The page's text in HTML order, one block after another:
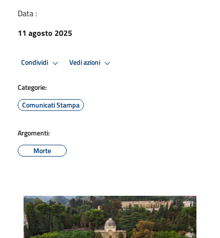
Data :
11 agosto 2025
Condividi Vedi azioni
Categorie:
Comunicati Stampa
Argomenti:
Morte